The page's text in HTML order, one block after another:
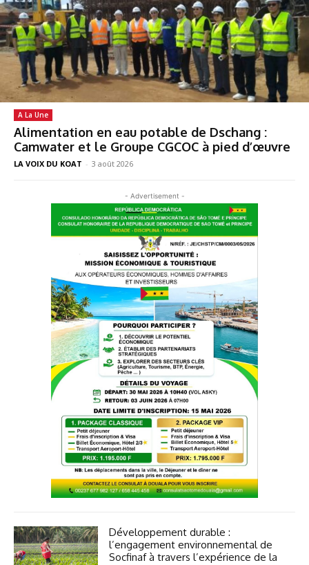
A La Une
Alimentation en eau potable de Dschang :
Camwater et le Groupe CGCOC à pied d’œuvre
LA VOIX DU KOAT - 3 août 2026
- Advertisement -
Développement durable :
l’engagement environnemental de
Socfinaf à travers l’expérience de la